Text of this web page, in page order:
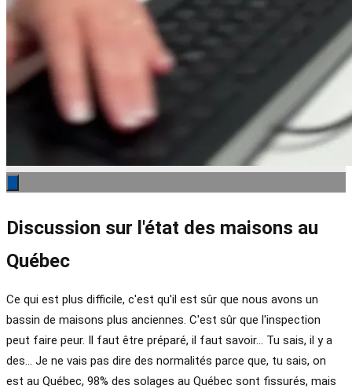
Discussion sur l'état des maisons au
Québec
Ce qui est plus difficile, c'est qu'il est sûr que nous avons un
bassin de maisons plus anciennes. C'est sûr que l'inspection
peut faire peur. Il faut être préparé, il faut savoir... Tu sais, il y a
des... Je ne vais pas dire des normalités parce que, tu sais, on
est au Québec, 98% des solages au Québec sont fissurés, mais